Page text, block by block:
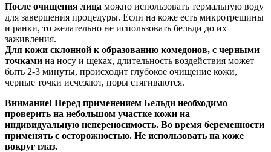
После очищения лица можно использовать термальную воду
для завершения процедуры. Если на коже есть микротрещины
и ранки, то желательно не использовать бельди до их
заживления.
Для кожи склонной к образованию комедонов, с черными
точками на носу и щеках, длительность воздействия может
быть 2-3 минуты, происходит глубокое очищение кожи,
черные точки исчезают, поры стягиваются.
Внимание! Перед применением Бельди необходимо
проверить на небольшом участке кожи на
индивидуальную непереносимость. Во время беременности
применять с осторожностью. Не использовать на коже
вокруг глаз.